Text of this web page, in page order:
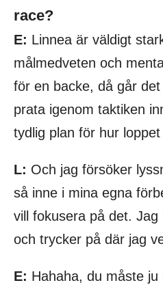
race?
E: Linnea är väldigt
målmedveten och
för en backe, då går
prata igenom taktiken
tydlig plan för hur
L: Och jag försöker
så inne i mina egna
vill fokusera på det.
och trycker på där jag
E: Hahaha, du måste